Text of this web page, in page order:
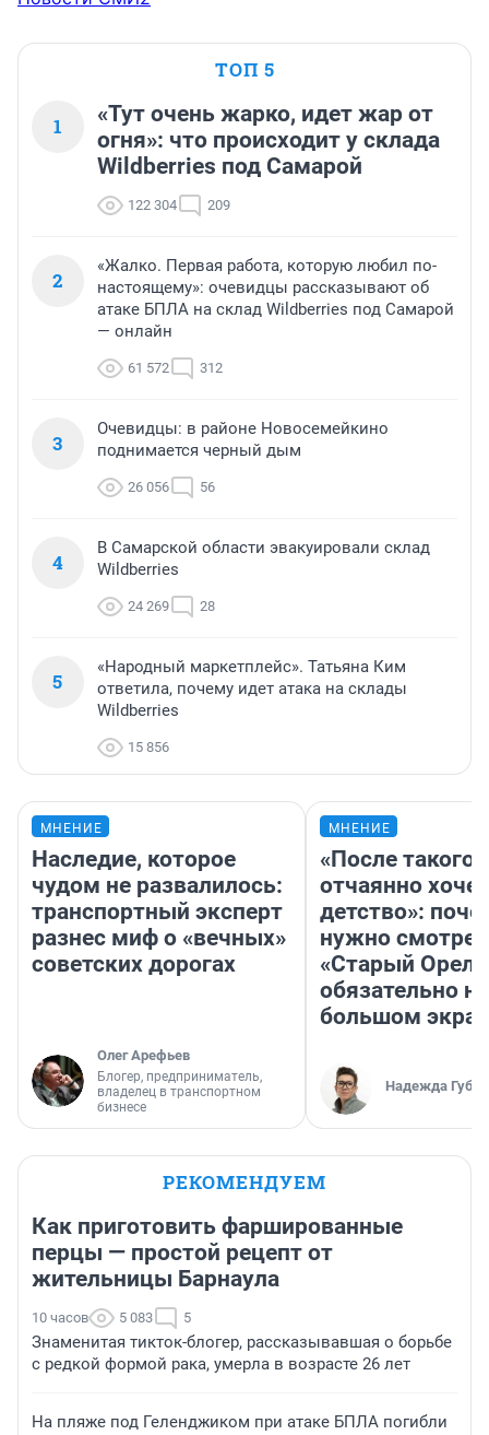
ТОП 5
1
«Тут очень жарко, идет жар от
огня»: что происходит у склада
Wildberries под Самарой
122 304 209
2
«Жалко. Первая работа, которую любил по-
настоящему»: очевидцы рассказывают об
атаке БПЛА на склад Wildberries под Самарой
— онлайн
61 572 312
3
Очевидцы: в районе Новосемейкино
поднимается черный дым
26 056 56
4
В Самарской области эвакуировали склад
Wildberries
24 269 28
5
«Народный маркетплейс». Татьяна Ким
ответила, почему идет атака на склады
Wildberries
15 856
МНЕНИЕ
Наследие, которое
чудом не развалилось:
транспортный эксперт
разнес миф о «вечных»
советских дорогах
Олег Арефьев
Блогер, предприниматель,
владелец в транспортном
бизнесе
МНЕНИЕ
«После такого
отчаянно
детство»:
нужно
«Старый
обязательно на
большом
Надежда
РЕКОМЕНДУЕМ
Как приготовить фаршированные
перцы — простой рецепт от
жительницы Барнаула
10 часов 5 083 5
Знаменитая тикток-блогер, рассказывавшая о борьбе
с редкой формой рака, умерла в возрасте 26 лет
На пляже под Геленджиком при атаке БПЛА погибли